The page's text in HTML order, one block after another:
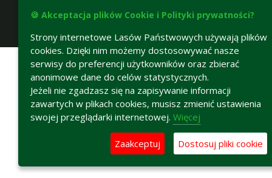
Deklaracja dostępności
🍪 Akceptacja plików Cookie i Polityki prywatności?
Strony internetowe Lasów Państwowych używają plików
cookies. Dzięki nim możemy dostosowywać nasze
serwisy do preferencji użytkowników oraz zbierać
anonimowe dane do celów statystycznych.
Jeżeli nie zgadzasz się na zapisywanie informacji
zawartych w plikach cookies, musisz zmienić ustawienia
swojej przeglądarki internetowej. Więcej
Zaakceptuj Dostosuj pliki cookie